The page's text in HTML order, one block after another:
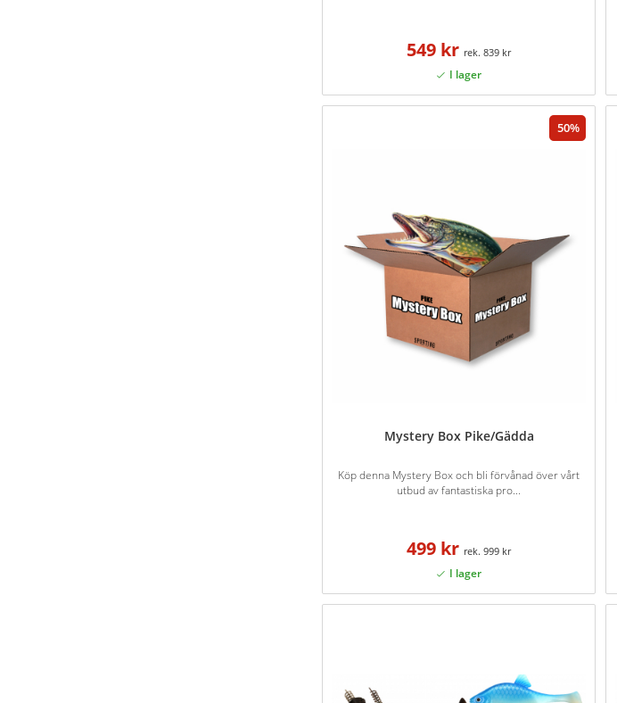
549 kr 839 kr
50
Mystery Box Pike/Gädda
Köp denna Mystery Box och bli förvånad över vårt
utbud av fantastiska pro...
499 kr 999 kr